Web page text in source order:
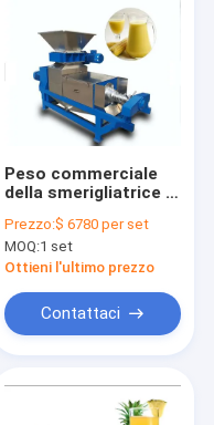
Peso commerciale
della smerigliatrice di
stabile di alta
efficienza 750kg
Prezzo:$ 6780 per set
MOQ:1 set
Ottieni l'ultimo prezzo
Contattaci